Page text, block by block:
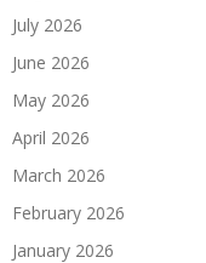
July 2026
June 2026
May 2026
April 2026
March 2026
February 2026
January 2026